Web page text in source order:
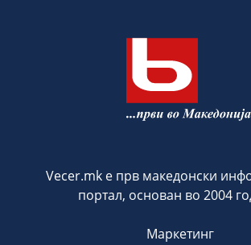
Vecer.mk е прв македонски
портал, основан во 2004
Маркетинг